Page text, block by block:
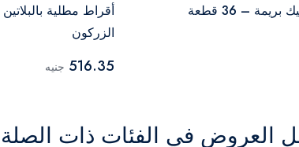
– 36 قطعة
أقراط مطلية
الزركون
516.35 جنيه
في الفئات ذات الصلة